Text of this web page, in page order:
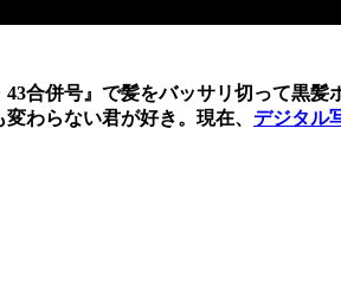
合併号』で髪をバッサリ切って黒髪
わらない君が好き。現在、 デジタル